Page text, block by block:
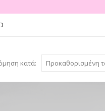
κατά: